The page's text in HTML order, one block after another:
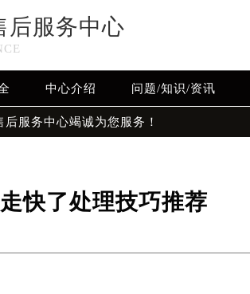
后服务中心
中心介绍 问题/知识/资讯
后服务中心竭诚为您服务！
快了处理技巧推荐